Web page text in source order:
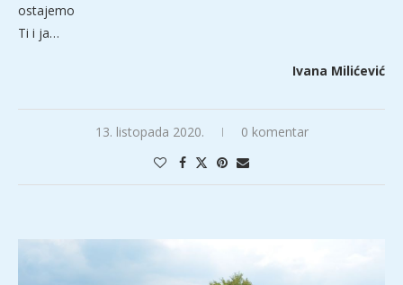
ostajemo
Ti i ja…
Ivana Milićević
13. listopada 2020. 0 komentar